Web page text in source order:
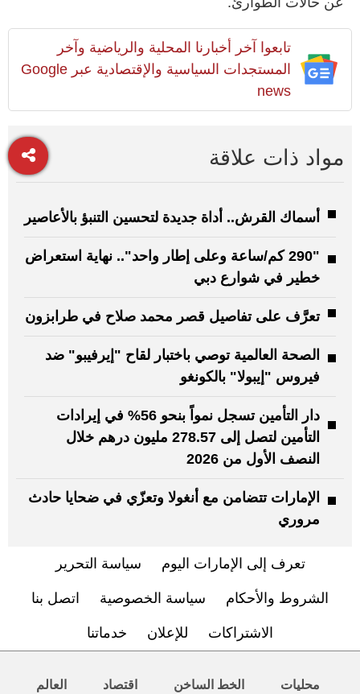
تابعوا آخر أخبارنا المحلية والرياضية وآخر
المستجدات السياسية والإقتصادية عبر Google
news
مواد ذات علاقة
أسماك القرش.. أداة جديدة لتحسين التنبؤ بالأعاصير
"290 كم/ساعة وعلى إطار واحد".. نهاية استعراض
خطير في شوارع دبي
تعرَّف على تفاصيل قصر محمد صلاح في طرابزون
الصحة العالمية توصي باختبار لقاح "إيرفيبو" ضد
فيروس "إيبولا" بالكونغو
دار التأمين تسجل نمواً بنحو 56% في إيرادات
التأمين لتصل إلى 278.57 مليون درهم خلال
النصف الأول من 2026
الإمارات تتضامن مع أنغولا وتعزّي في ضحايا حادث
مروري
تعرف إلى الإمارات اليوم سياسة التحرير
الشروط والأحكام سياسة الخصوصية اتصل بنا
الاشتراكات للإعلان خدماتنا
محليات الخط الساخن اقتصاد العالم